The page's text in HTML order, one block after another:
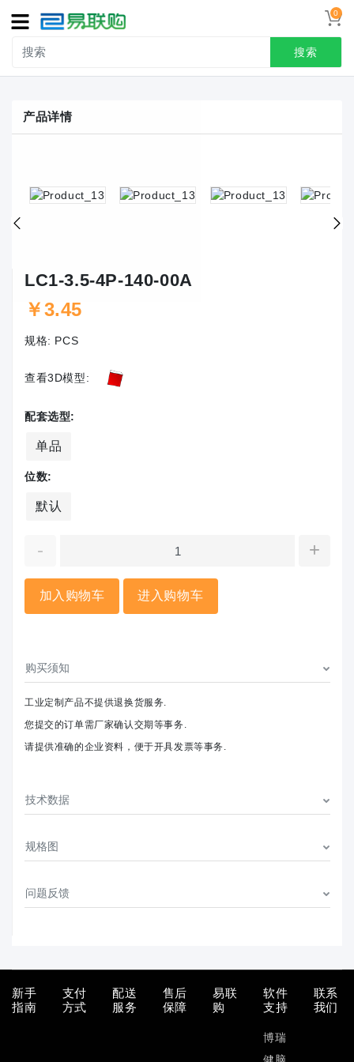
0
搜索
导
航
接线端子
联系我们
产品详情
LC1-3.5-4P-140-00A
￥3.45
规格: PCS
查看3D模型:
配套选型:
单品
位数:
默认
- +
加入购物车 进入购物车
购买须知
工业定制产品不提供退换货服务.
您提交的订单需厂家确认交期等事务.
请提供准确的企业资料，便于开具发票等事务.
技术数据
规格图
问题反馈
新手
指南
支付
方式
配送
服务
售后
保障
易联
购
软件
支持
博瑞
联系
我们